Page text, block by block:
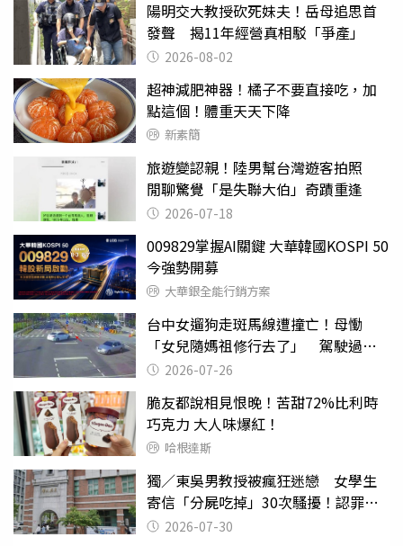
陽明交大教授砍死妹夫！岳母追思首
發聲 揭11年經營真相駁「爭產」
2026-08-02
超神減肥神器！橘子不要直接吃，加
點這個！體重天天下降
新素簡
旅遊變認親！陸男幫台灣遊客拍照
閒聊驚覺「是失聯大伯」奇蹟重逢
2026-07-18
009829掌握AI關鍵 大華韓國KOSPI 50
今強勢開募
大華銀全能行銷方案
台中女遛狗走斑馬線遭撞亡！母慟
「女兒隨媽祖修行去了」 駕駛過失
致死判9月
2026-07-26
脆友都說相見恨晚！苦甜72%比利時
巧克力 大人味爆紅！
哈根達斯
獨／東吳男教授被瘋狂迷戀 女學生
寄信「分屍吃掉」30次騷擾！認罪免
關 2026-07-30